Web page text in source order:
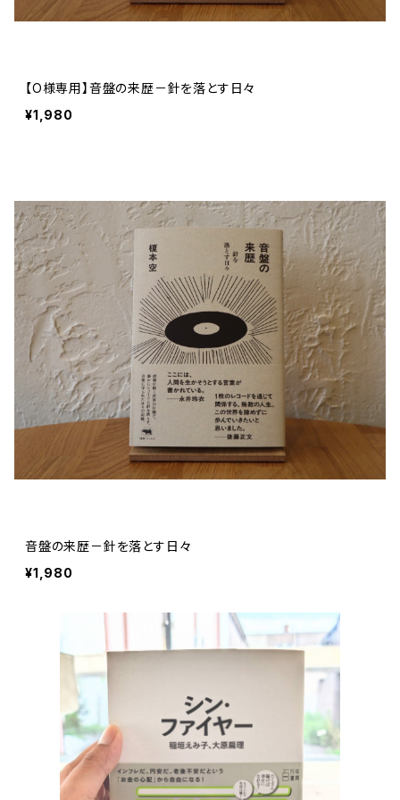
【O様専用】音盤の来歴－針を落とす日々
¥1,980
音盤の来歴－針を落とす日々
¥1,980